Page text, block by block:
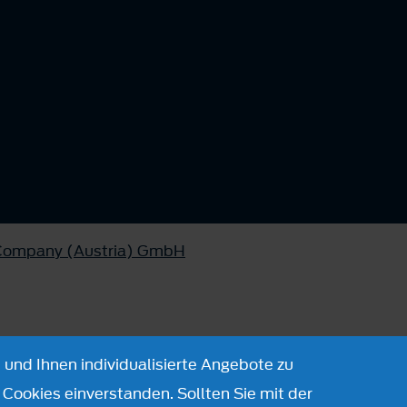
(Austria) GmbH
Ihnen individualisierte Angebote zu
einverstanden. Sollten Sie mit der